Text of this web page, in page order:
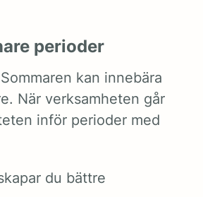
perioder
kan innebära
När verksamheten går
inför perioder med
du bättre